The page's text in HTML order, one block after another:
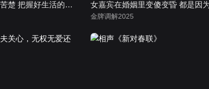
男嘉宾用音乐调剂苦楚 把握好生活的每一天
金牌调解2025